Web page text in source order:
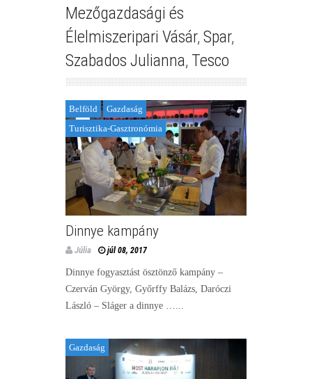
Mezőgazdasági és
Élelmiszeripari Vásár, Spar,
Szabados Julianna, Tesco
Belföld
Gazdaság
Turisztika-Gasztronómia
Dinnye kampány
Júlia júl 08, 2017
Dinnye fogyasztást ösztönző kampány –
Czerván György, Győrffy Balázs, Daróczi
László – Sláger a dinnye …...
Gazdaság